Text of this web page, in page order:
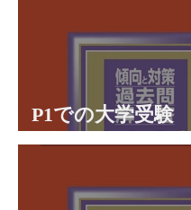
P1での大学受験
験談パート２